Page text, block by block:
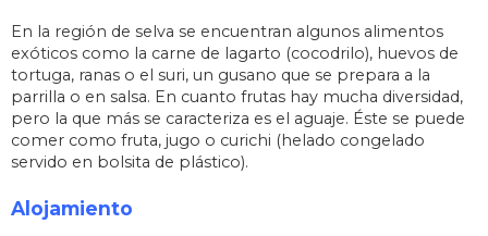
En la región de selva se encuentran algunos alimentos
exóticos como la carne de lagarto (cocodrilo), huevos de
tortuga, ranas o el suri, un gusano que se prepara a la
parrilla o en salsa. En cuanto frutas hay mucha diversidad,
pero la que más se caracteriza es el aguaje. Éste se puede
comer como fruta, jugo o curichi (helado congelado
servido en bolsita de plástico).
Alojamiento